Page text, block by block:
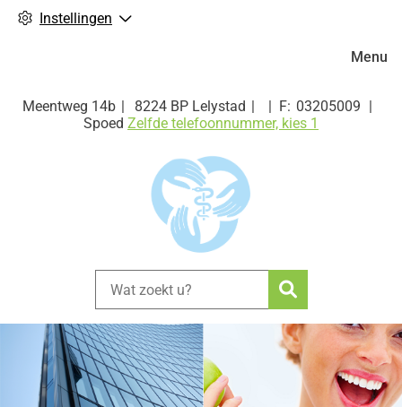
Instellingen
Meentweg 14b 8224 BP Lelystad
03205009
Spoed Zelfde telefoonnummer, kies 1
Zoeken
Menu